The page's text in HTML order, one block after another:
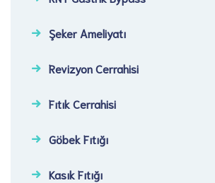
Şeker Ameliyatı​
Revizyon Cerrahisi​
Fıtık Cerrahisi​
Göbek Fıtığı​
Kasık Fıtığı​